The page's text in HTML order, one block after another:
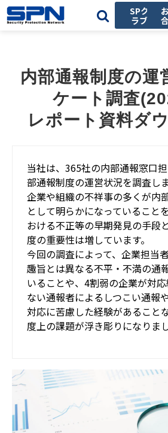
SPク
ラブ
導入事例
お役立ち記事
セミナー
採用情報
内部通報制度の運
ケート調査
レポート資料ダ
当社は、365社の内部通報窓口
部通報制度の運営状況を調査し
企業や組織の不祥事の多くが内
として明らかになっていること
おける不正等の早期発見の手段
度の重要性は増しています。
今回の調査によって、企業担当
趣旨とは異なる不平・不満の通
いることや、4割弱の企業が対
ない通報者によるしつこい通報
対応に苦慮した経験があること
度上の課題が浮き彫りになりまし